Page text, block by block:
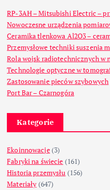
RP-3AH – Mitsubishi Electric –
Nowoczesne urządzenia
Ceramika tlenkowa Al2O3 –
Przemysłowe techniki suszenia
Rola wojsk radiotechnicznych w
Technologie optyczne w
Zastosowanie pieców szybowych
Port Bar – Czarnogóra
Kategorie
Ekoinnowacje(3)
Fabryki na świecie (161)
Historia przemysłu (156)
Materiały (647)